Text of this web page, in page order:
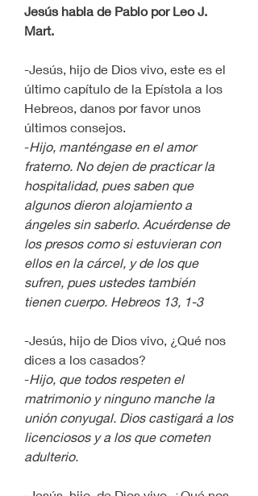
Jesús habla de Pablo por Leo J.
Mart.
-Jesús, hijo de Dios vivo, este es el
último capítulo de la Epístola a los
Hebreos, danos por favor unos
últimos consejos.
-Hijo, manténgase en el amor
fraterno. No dejen de practicar la
hospitalidad, pues saben que
algunos dieron alojamiento a
ángeles sin saberlo. Acuérdense de
los presos como si estuvieran con
ellos en la cárcel, y de los que
sufren, pues ustedes también
tienen cuerpo. Hebreos 13, 1-3
-Jesús, hijo de Dios vivo, ¿Qué nos
dices a los casados?
-Hijo, que todos respeten el
matrimonio y ninguno manche la
unión conyugal. Dios castigará a los
licenciosos y a los que cometen
adulterio.